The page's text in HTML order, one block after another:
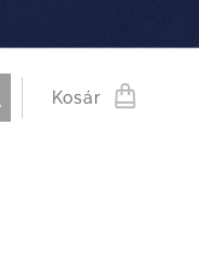
Kosár